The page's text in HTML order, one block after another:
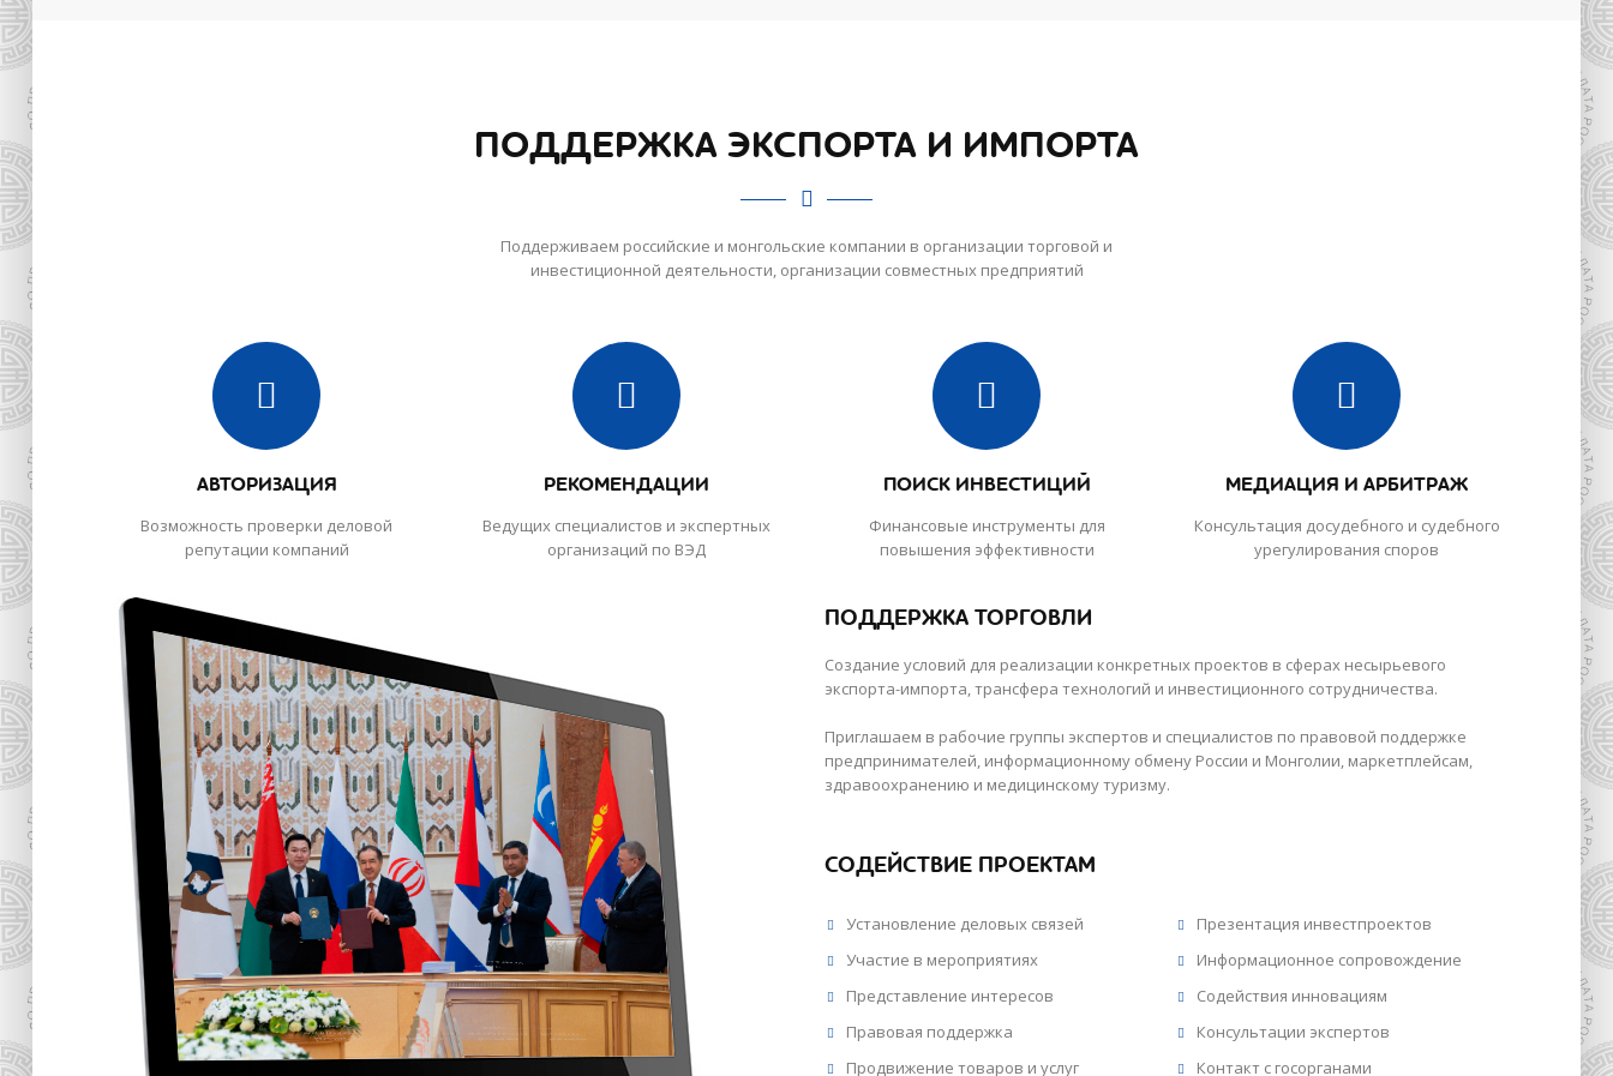
ПОДДЕРЖКА ЭКСПОРТА И ИМПОРТА
Поддерживаем российские и монгольские компании в организации торговой и
инвестиционной деятельности, организации совместных предприятий
АВТОРИЗАЦИЯ
Возможность проверки деловой
репутации компаний
РЕКОМЕНДАЦИИ
Ведущих специалистов и экспертных
организаций по ВЭД
ПОИСК ИНВЕСТИЦИЙ
Финансовые инструменты для
повышения эффективности
МЕДИАЦИЯ И АРБИТРАЖ
Консультация досудебного и судебного
урегулирования споров
ПОДДЕРЖКА ТОРГОВЛИ
Создание условий для реализации конкретных проектов в сферах несырьевого
экспорта-импорта, трансфера технологий и инвестиционного сотрудничества.
Приглашаем в рабочие группы экспертов и специалистов по правовой поддержке
предпринимателей, информационному обмену России и Монголии, маркетплейсам,
здравоохранению и медицинскому туризму.
СОДЕЙСТВИЕ ПРОЕКТАМ
Установление деловых связей
Участие в мероприятиях
Представление интересов
Правовая поддержка
Продвижение товаров и услуг
Презентация инвестпроектов
Информационное сопровождение
Содействия инновациям
Консультации экспертов
Контакт с госорганами